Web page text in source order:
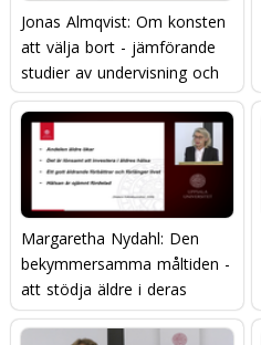
Jonas Almqvist: Om konsten
att välja bort - jämförande
studier av undervisning och
lärande
Margaretha Nydahl: Den
bekymmersamma måltiden -
att stödja äldre i deras
matsituation